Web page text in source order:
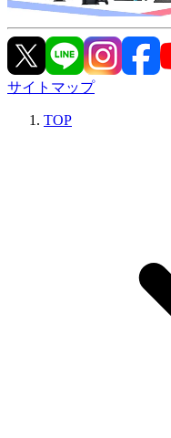
サイトマップ
TOP